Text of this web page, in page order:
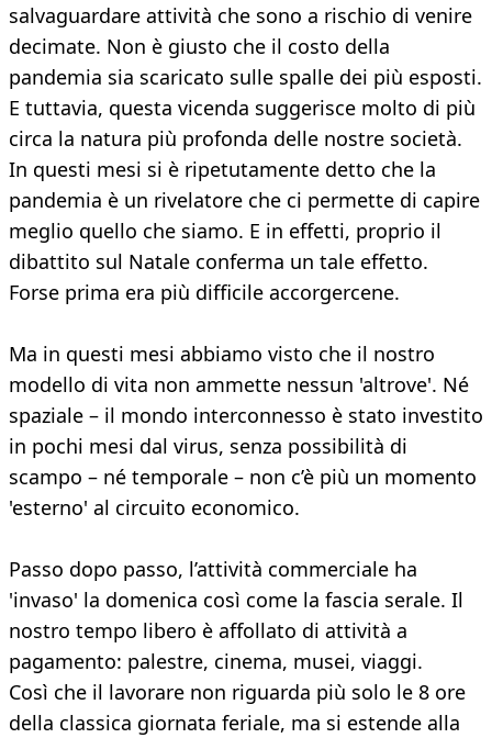
salvaguardare attività che sono a rischio di venire
decimate. Non è giusto che il costo della
pandemia sia scaricato sulle spalle dei più esposti.
E tuttavia, questa vicenda suggerisce molto di più
circa la natura più profonda delle nostre società.
In questi mesi si è ripetutamente detto che la
pandemia è un rivelatore che ci permette di capire
meglio quello che siamo. E in effetti, proprio il
dibattito sul Natale conferma un tale effetto.
Forse prima era più difficile accorgercene.
Ma in questi mesi abbiamo visto che il nostro
modello di vita non ammette nessun 'altrove'. Né
spaziale – il mondo interconnesso è stato investito
in pochi mesi dal virus, senza possibilità di
scampo – né temporale – non c’è più un momento
'esterno' al circuito economico.
Passo dopo passo, l’attività commerciale ha
'invaso' la domenica così come la fascia serale. Il
nostro tempo libero è affollato di attività a
pagamento: palestre, cinema, musei, viaggi.
Così che il lavorare non riguarda più solo le 8 ore
della classica giornata feriale, ma si estende alla